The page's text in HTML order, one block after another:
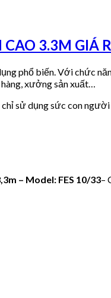
3.3M GIÁ
phổ biến. Với chức
xưởng sản xuất…
sử dụng sức con
– Model: FES 10/33–